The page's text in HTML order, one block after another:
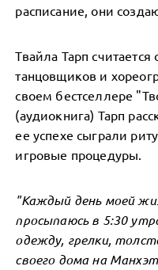
расписание, они
Твайла Тарп
танцовщиков и
своем бестселлере
(аудиокнига) Тарп
ее успехе сыграли
игровые процедуры.
"Каждый день моей
просыпаюсь в 5:30
одежду, грелки,
своего дома на